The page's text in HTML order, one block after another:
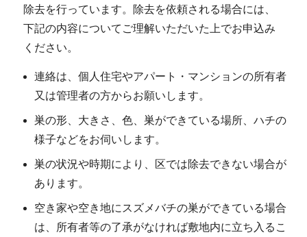
除去を行っています。除去を依頼される場合には、
下記の内容についてご理解いただいた上でお申込み
ください。
連絡は、個人住宅やアパート・マンションの所有者
又は管理者の方からお願いします。
巣の形、大きさ、色、巣ができている場所、ハチの
様子などをお伺いします。
巣の状況や時期により、区では除去できない場合が
あります。
空き家や空き地にスズメバチの巣ができている場合
は、所有者等の了承がなければ敷地内に立ち入るこ